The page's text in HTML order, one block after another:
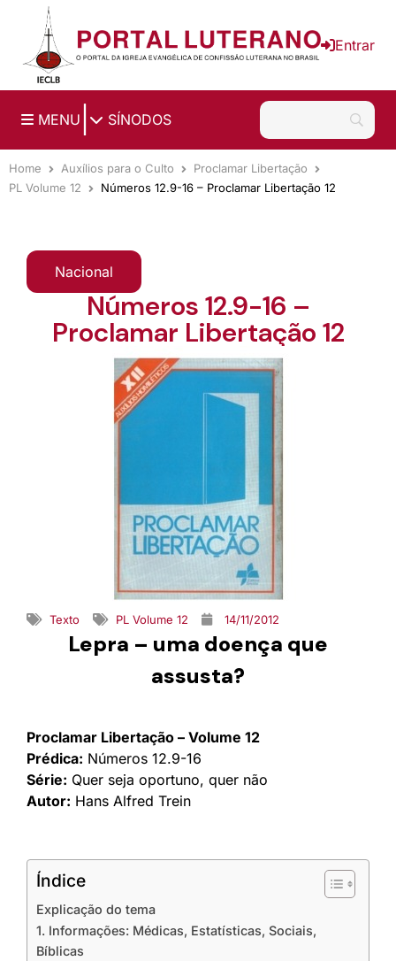
Ir para o conteúdo principal
Entrar
MENU SÍNODOS
Home Auxílios para o Culto
Proclamar Libertação
PL Volume 12
Números 12.9-16 – Proclamar Libertação 12
Nacional
Números 12.9-16 –
Proclamar Libertação 12
Texto PL Volume 12 14/11/2012
Lepra – uma doença que
assusta?
Proclamar Libertação – Volume 12
Prédica: Números 12.9-16
Série: Quer seja oportuno, quer não
Autor: Hans Alfred Trein
Índice
Explicação do tema
1. Informações: Médicas, Estatísticas, Sociais,
Bíblicas